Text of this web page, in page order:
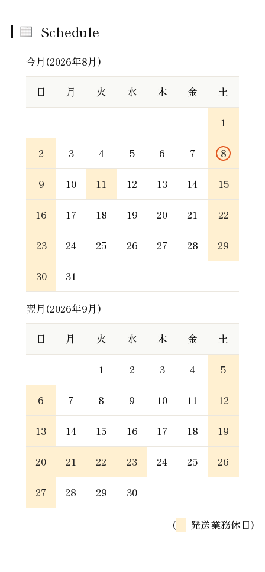
Schedule
今月(2026年8月)
日 月 火 水 木 金 土
1
2 3 4 5 6 7 8
9 10 11 12 13 14 15
16 17 18 19 20 21 22
23 24 25 26 27 28 29
30 31
翌月(2026年9月)
日 月 火 水 木 金 土
1 2 3 4 5
6 7 8 9 10 11 12
13 14 15 16 17 18 19
20 21 22 23 24 25 26
27 28 29 30
( 発送業務休日)